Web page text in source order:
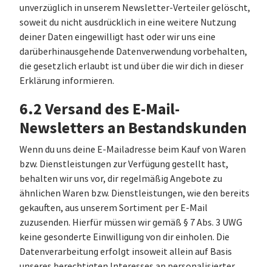
unverzüglich in unserem Newsletter-Verteiler gelöscht,
soweit du nicht ausdrücklich in eine weitere Nutzung
deiner Daten eingewilligt hast oder wir uns eine
darüberhinausgehende Datenverwendung vorbehalten,
die gesetzlich erlaubt ist und über die wir dich in dieser
Erklärung informieren.
6.2 Versand des E-Mail-
Newsletters an Bestandskunden
Wenn du uns deine E-Mailadresse beim Kauf von Waren
bzw. Dienstleistungen zur Verfügung gestellt hast,
behalten wir uns vor, dir regelmäßig Angebote zu
ähnlichen Waren bzw. Dienstleistungen, wie den bereits
gekauften, aus unserem Sortiment per E-Mail
zuzusenden. Hierfür müssen wir gemäß § 7 Abs. 3 UWG
keine gesonderte Einwilligung von dir einholen. Die
Datenverarbeitung erfolgt insoweit allein auf Basis